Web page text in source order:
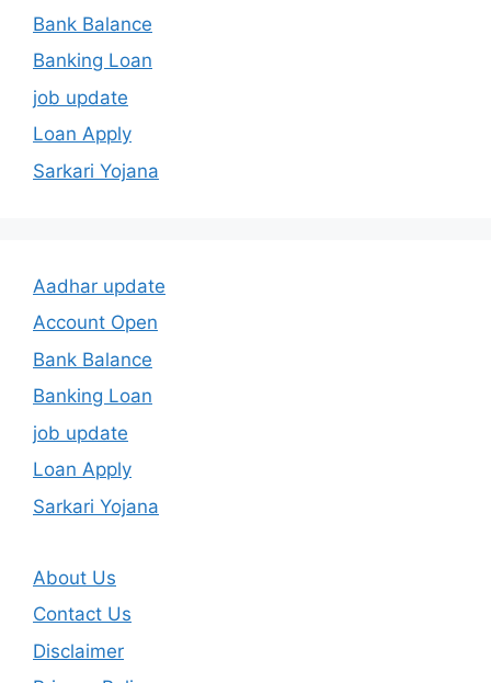
Bank Balance
Banking Loan
job update
Loan Apply
Sarkari Yojana
Aadhar update
Account Open
Bank Balance
Banking Loan
job update
Loan Apply
Sarkari Yojana
About Us
Contact Us
Disclaimer